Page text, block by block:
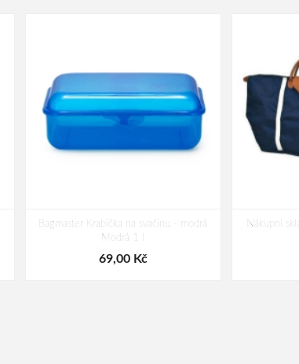
Bagmaster Krabička na svačinu - modrá
Modrá 1 l
69,00 Kč
Nákupní